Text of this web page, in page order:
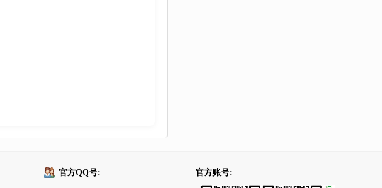
官方QQ号: 官方账号: